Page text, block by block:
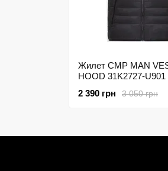
Жилет CMP MAN
HOOD 31K2727-
3 050 грн
2 390 грн